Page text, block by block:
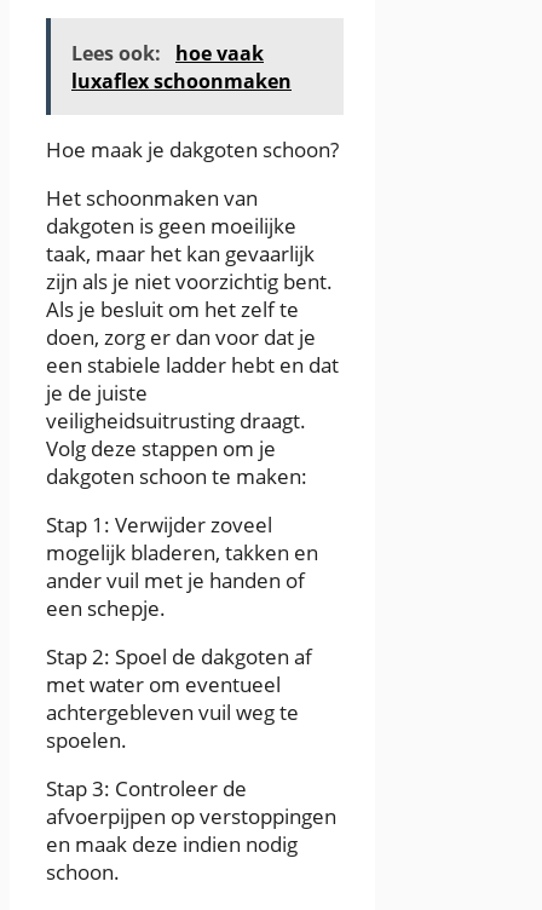
Lees ook:
hoe vaak
luxaflex schoonmaken
Hoe maak je dakgoten schoon?
Het schoonmaken van
dakgoten is geen moeilijke
taak, maar het kan gevaarlijk
zijn als je niet voorzichtig bent.
Als je besluit om het zelf te
doen, zorg er dan voor dat je
een stabiele ladder hebt en dat
je de juiste
veiligheidsuitrusting draagt.
Volg deze stappen om je
dakgoten schoon te maken:
Stap 1: Verwijder zoveel
mogelijk bladeren, takken en
ander vuil met je handen of
een schepje.
Stap 2: Spoel de dakgoten af
met water om eventueel
achtergebleven vuil weg te
spoelen.
Stap 3: Controleer de
afvoerpijpen op verstoppingen
en maak deze indien nodig
schoon.